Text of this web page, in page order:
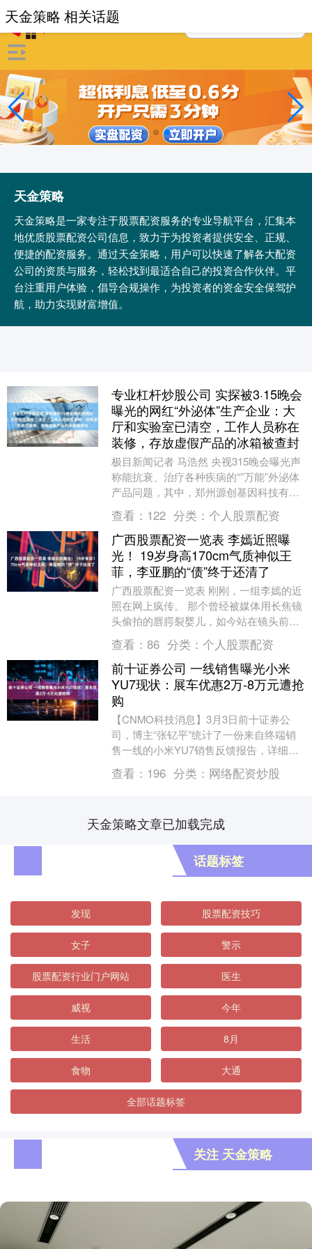
天金策略
天金策略是一家专注于股票配资服务的专业导航平台，汇集本
地优质股票配资公司信息，致力于为投资者提供安全、正规、
便捷的配资服务。通过天金策略，用户可以快速了解各大配资
公司的资质与服务，轻松找到最适合自己的投资合作伙伴。平
台注重用户体验，倡导合规操作，为投资者的资金安全保驾护
航，助力实现财富增值。
天金策略 相关话题
专业杠杆炒股公司 实探被3·15晚会
曝光的网红“外泌体”生产企业：大
厅和实验室已清空，工作人员称在
装修，存放虚假产品的冰箱被查封
极目新闻记者 马浩然 央视315晚会曝光声
称能抗衰、治疗各种疾病的“”万能”外泌体
产品问题，其中，郑州源创基因科技有限
公司被点名。 3月16日，极目新闻记者实
地....
查看： 122 分类： 个人股票配资
广西股票配资一览表 李嫣近照曝
光！ 19岁身高170cm气质神似王
菲，李亚鹏的“债”终于还清了
广西股票配资一览表 刚刚，一组李嫣的近
照在网上疯传。 那个曾经被媒体用长焦镜
头偷拍的唇腭裂婴儿，如今站在镜头前，
黑长直发配清冷疏离的气质，活脱脱就是
年轻时的王菲....
查看： 86 分类： 个人股票配资
前十证券公司 一线销售曝光小米
YU7现状：展车优惠2万-8万元遭抢
购
【CNMO科技消息】3月3日前十证券公
司，博主“张钇平”统计了一份来自终端销
售一线的小米YU7销售反馈报告，详细披
露了这款热门车型在门店的真实销售状
况。 小米Y....
查看： 196 分类： 网络配资炒股
天金策略文章已加载完成
话题标签
发现 股票配资技巧
女子 警示
股票配资行业门户网站 医生
威视 今年
生活 8月
食物 大通
全部话题标签
关注 天金策略